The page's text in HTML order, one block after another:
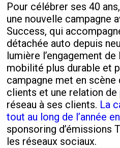
Pour célébrer ses 40
une nouvelle campagne
Success, qui
détachée auto depuis
lumière l’engagement
mobilité plus durable et
campagne met en
clients et une relation
réseau à ses clients. La
tout au long de l’année
sponsoring d’émissions
les réseaux sociaux.